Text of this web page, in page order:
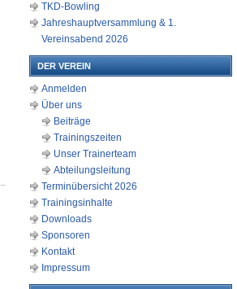
TKD-Bowling
Jahreshauptversammlung & 1.
Vereinsabend 2026
DER VEREIN
Anmelden
Über uns
Beiträge
Trainingszeiten
Unser Trainerteam
Abteilungsleitung
Terminübersicht 2026
Trainingsinhalte
Downloads
Sponsoren
Kontakt
Impressum